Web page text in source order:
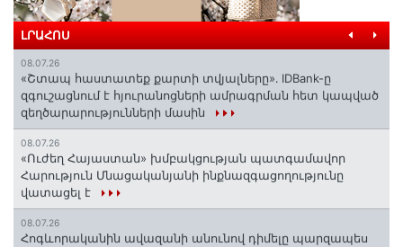
ԼՐԱՀՈՍ
08.07.26
«Շտապ հաստատեք քարտի տվյալները»․ IDBank-ը
զգուշացնում է հյուրանոցների ամրագրման հետ կապված
զեղծարարությունների մասին
08.07.26
«Ուժեղ Հայաստան» խմբակցության պատգամավոր
Հարություն Մնացականյանի ինքնազգացողությունը
վատացել է
08.07.26
Հոգևորականին ավազանի անունով դիմելը պարզապես